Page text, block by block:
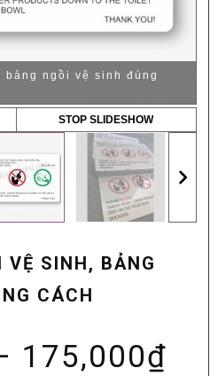
ngồi vệ sinh đúng
STOP SLIDESHOW
VỆ SINH, BẢNG
CÁCH
175,000₫